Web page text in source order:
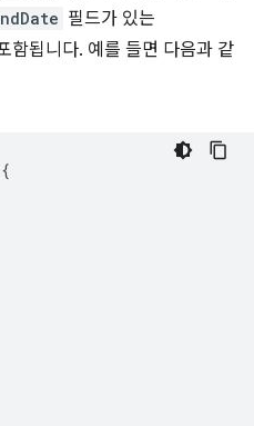
필드가 있는
함됩니다. 예를 들면 다음과 같
{